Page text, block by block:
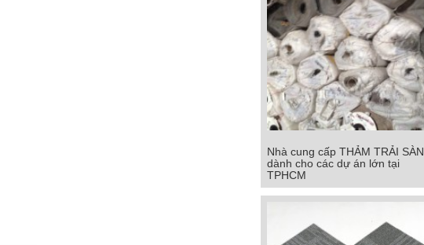
Nhà cung cấp THẢM TRẢI SÀN
dành cho các dự án lớn tại
TPHCM
Nhà cung cấp THẢM TRẢI SÀN
dành cho các dự án lớn tại
TPHCM